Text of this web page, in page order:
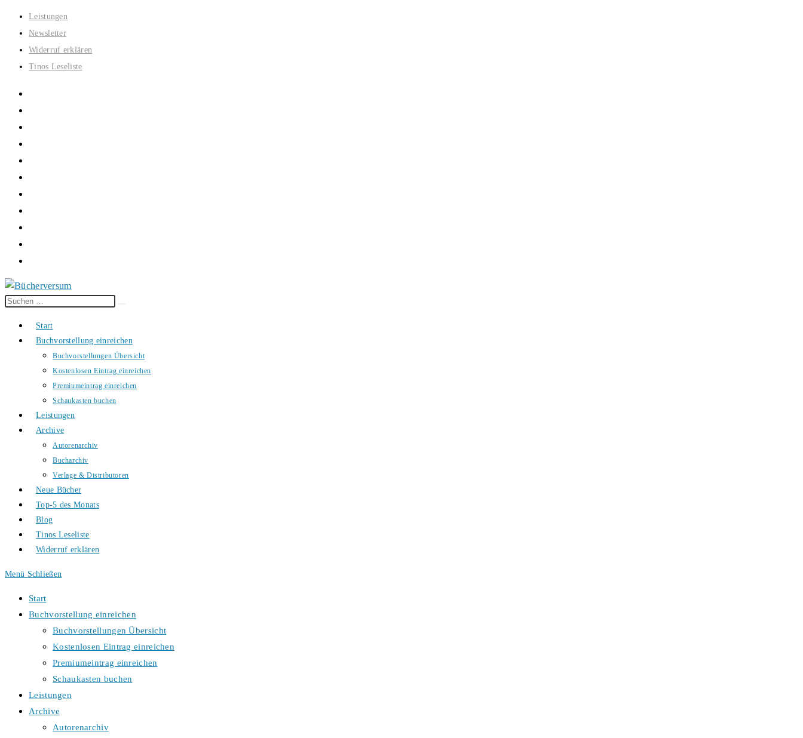
Zum
Inhalt
springen
Leistungen
Newsletter
Widerruf erklären
Tinos Leseliste
Diese
durchsuchen
Start
Buchvorstellung einreichen
Buchvorstellungen Übersicht
Kostenlosen Eintrag einreichen
Premiumeintrag einreichen
Schaukasten buchen
Leistungen
Archive
Autorenarchiv
Bucharchiv
Verlage & Distributoren
Neue Bücher
Top-5 des Monats
Blog
Tinos Leseliste
Widerruf erklären
Menü Schließen
Start
Buchvorstellung einreichen
Buchvorstellungen Übersicht
Kostenlosen Eintrag einreichen
Premiumeintrag einreichen
Schaukasten buchen
Leistungen
Archive
Autorenarchiv